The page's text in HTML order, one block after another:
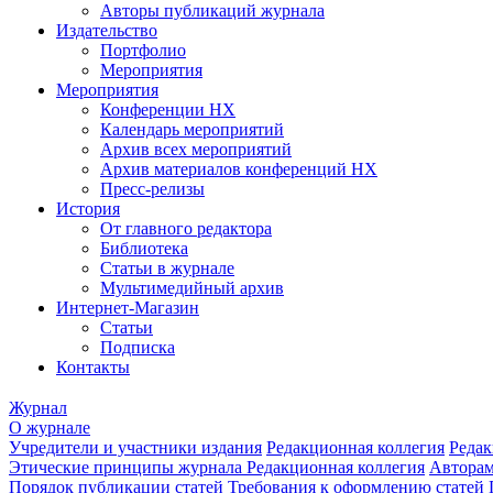
Авторы публикаций журнала
Издательство
Портфолио
Мероприятия
Мероприятия
Конференции НХ
Календарь мероприятий
Архив всех мероприятий
Архив материалов конференций НХ
Пресс-релизы
История
От главного редактора
Библиотека
Статьи в журнале
Мультимедийный архив
Интернет-Магазин
Статьи
Подписка
Контакты
Журнал
О журнале
Учредители и участники издания Редакционная коллегия
Этические принципы журнала Редакционная коллегия
Порядок публикации статей Требования к оформлению статей